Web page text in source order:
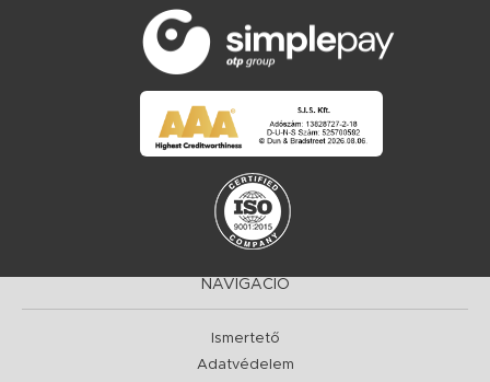
NAVIGÁCIÓ
Ismertető
Adatvédelem